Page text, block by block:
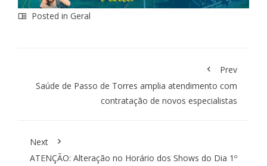
Posted in Geral
Prev
Saúde de Passo de Torres amplia atendimento com
contratação de novos especialistas
Next
ATENÇÃO: Alteração no Horário dos Shows do Dia 1º